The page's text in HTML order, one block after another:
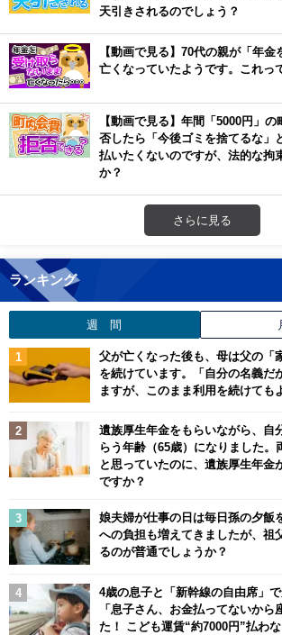
天引きされるのでしょう？
【動画で見る】70代の親が「年金
亡くなっていたようです。これっ
【動画で見る】年間「5000円」
否したら「今後ゴミを捨てるな」
払いたくないのですが、法的な拘
か？
さらに見る
ランキング
週 間
父が亡くなった後も、母は父の「
を続けています。「自分の名義だ
ますが、このまま利用を続けても
遺族厚生年金をもらいながら、自
らう年齢（65歳）になりました。
と思っていたのに、遺族厚生年金
ですか？
娘夫婦が仕事の日は毎日孫の夕飯
への負担も増えてきましたが、祖
るのが普通でしょうか？
4歳の息子と「新幹線の自由席」
「息子さん、お金払ってないから
た！ こども運賃“約7000円”払わ